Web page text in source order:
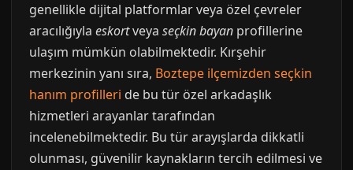
genellikle dijital platformlar veya özel çevreler
aracılığıyla eskortveya seçkin bayan profillerine
ulaşım mümkün olabilmektedir. Kırşehir
merkezinin yanı sıra, Boztepe ilçemizden seçkin
hanım profilleri de bu tür özel arkadaşlık
hizmetleri arayanlar tarafından
incelenebilmektedir. Bu tür arayışlarda dikkatli
olunması, güvenilir kaynakların tercih edilmesi ve